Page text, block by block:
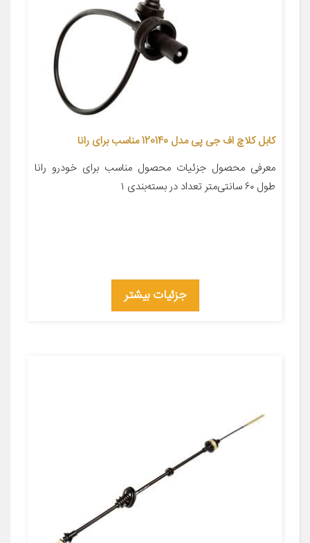
کابل کلاچ اف جی پی مدل 120140 مناسب برای رانا
معرفی محصول جزئیات محصول مناسب برای خودرو رانا
طول ۶۰ سانتی‌متر تعداد در بسته‌بندی ۱
جزئیات بیشتر